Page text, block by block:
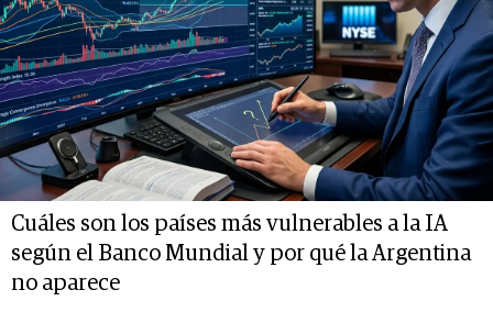
Cuáles son los países más vulnerables a la IA
según el Banco Mundial y por qué la Argentina
no aparece